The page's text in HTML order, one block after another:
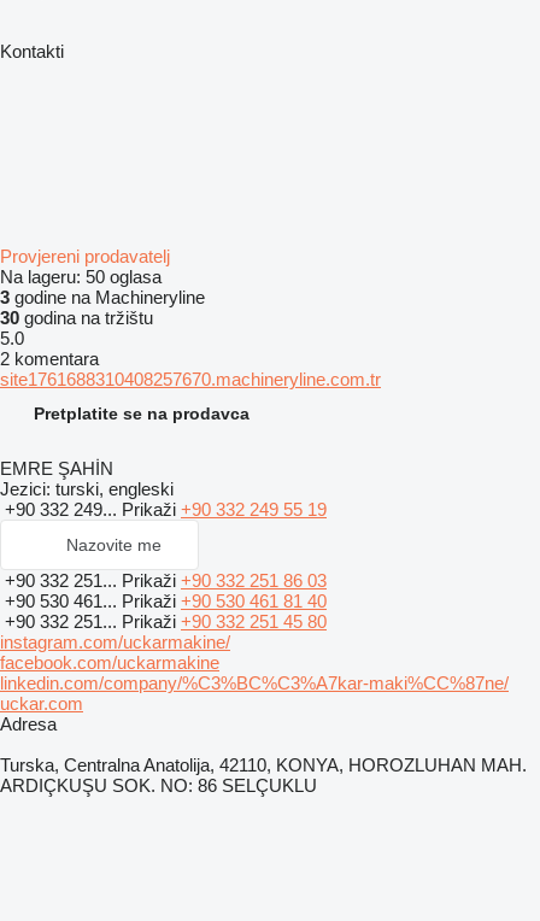
Kontakti
Provjereni prodavatelj
Na lageru: 50 oglasa
3 godine na Machineryline
30 godina na tržištu
5.0
2 komentara
site1761688310408257670.machineryline.com.tr
Pretplatite se na prodavca
EMRE ŞAHİN
Jezici: turski, engleski
+90 332 249... Prikaži +90 332 249 55 19
Nazovite me
+90 332 251... Prikaži +90 332 251 86 03
+90 530 461... Prikaži +90 530 461 81 40
+90 332 251... Prikaži +90 332 251 45 80
instagram.com/uckarmakine/
facebook.com/uckarmakine
linkedin.com/company/%C3%BC%C3%A7kar-maki%CC%87ne/
uckar.com
Adresa
Turska, Centralna Anatolija, 42110, KONYA, HOROZLUHAN MAH.
ARDIÇKUŞU SOK. NO: 86 SELÇUKLU